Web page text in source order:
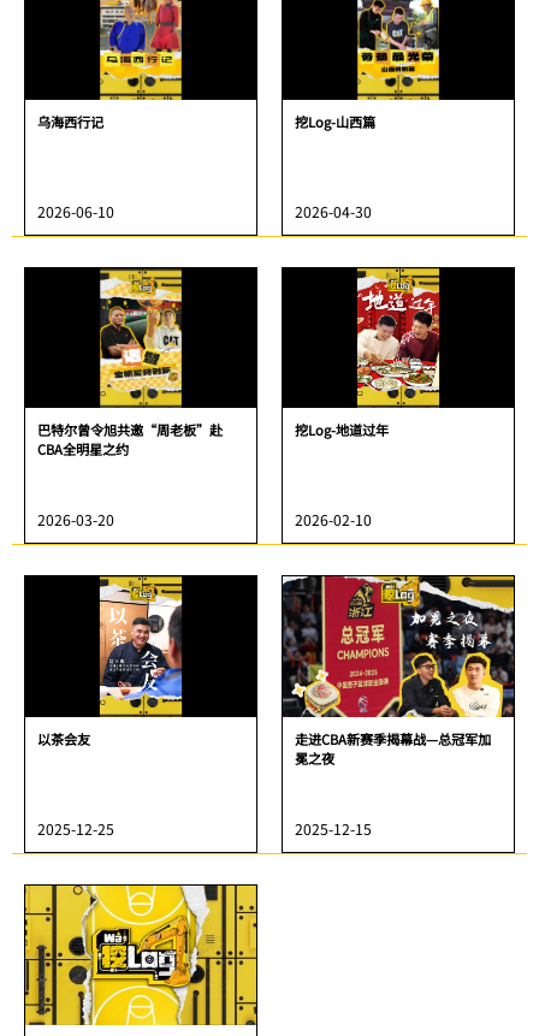
乌海西行记
2026-06-10
挖Log-山西篇
2026-04-30
巴特尔曾令旭共邀“周老板”赴
CBA全明星之约
2026-03-20
挖Log-地道过年
2026-02-10
以茶会友
2025-12-25
走进CBA新赛季揭幕战—总冠军加
冕之夜
2025-12-15